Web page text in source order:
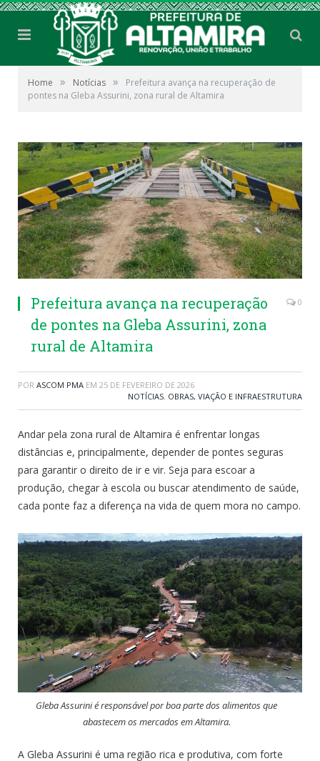
Home » Notícias »
Prefeitura avança na recuperação de
pontes na Gleba Assurini, zona rural de Altamira
Prefeitura avança na recuperação
de pontes na Gleba Assurini, zona
rural de Altamira
0
POR ASCOM PMA EM 25 DE FEVEREIRO DE 2026
NOTÍCIAS, OBRAS, VIAÇÃO E INFRAESTRUTURA
Andar pela zona rural de Altamira é enfrentar longas
distâncias e, principalmente, depender de pontes seguras
para garantir o direito de ir e vir. Seja para escoar a
produção, chegar à escola ou buscar atendimento de saúde,
cada ponte faz a diferença na vida de quem mora no campo.
Gleba Assurini é responsável por boa parte dos alimentos que
abastecem os mercados em Altamira.
A Gleba Assurini é uma região rica e produtiva, com forte